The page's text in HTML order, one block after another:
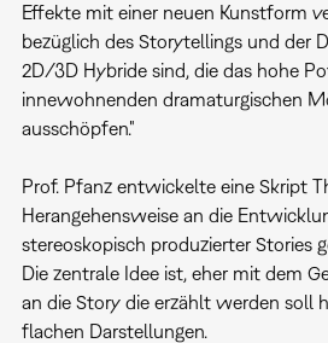
Effekte mit einer neuen Kunstform
bezüglich des Storytellings und der
2D/3D Hybride sind, die das hohe
innewohnenden dramaturgischen
ausschöpfen."
Prof. Pfanz entwickelte eine Skript
Herangehensweise an die
stereoskopisch produzierter Stories
Die zentrale Idee ist, eher mit dem
an die Story die erzählt werden soll
flachen Darstellungen.